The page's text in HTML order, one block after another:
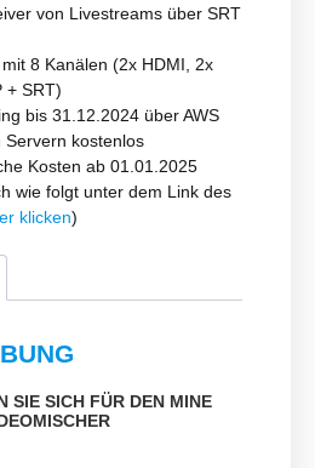
von Livestreams über SRT
8 Kanälen (2x HDMI, 2x
+ SRT)
bis 31.12.2024 über AWS
Servern kostenlos
Kosten ab 01.01.2025
wie folgt unter dem Link des
klicken)
SIE SICH FÜR DEN MINE